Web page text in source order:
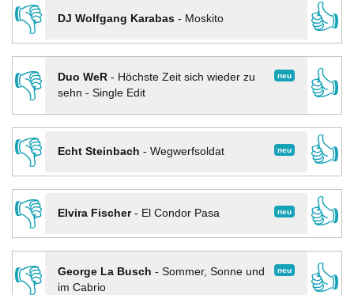
👎
DJ Wolfgang Karabas- Moskito
👍
👎
neu
Duo WeR- Höchste Zeit sich wieder zu
sehn - Single Edit
👍
👎
neu
Echt Steinbach - Wegwerfsoldat
👍
👎
neu
Elvira Fischer- El Condor Pasa
👍
👎
neu
George La Busch - Sommer, Sonne und
im Cabrio
👍